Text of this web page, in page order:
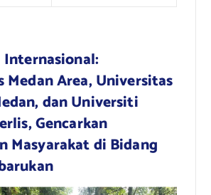
Medan Area, Universitas
dan Universiti
Gencarkan
Masyarakat di Bidang